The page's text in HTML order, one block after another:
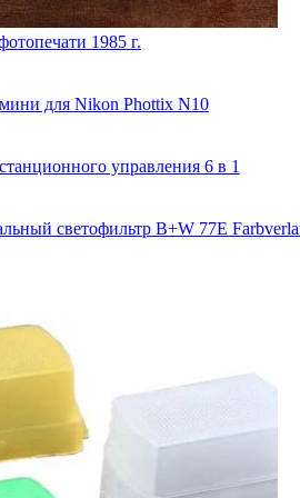
1985 г.
для Nikon Phottix N10
управления 6 в 1
светофильтр B+W 77E